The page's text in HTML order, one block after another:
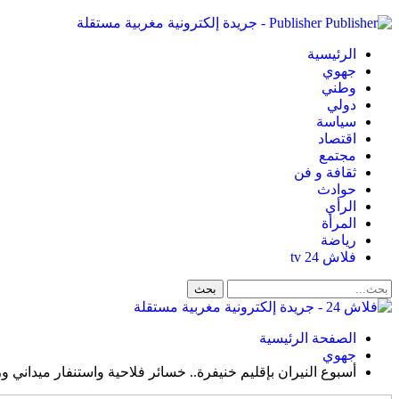
Publisher - جريدة إلكترونية مغربية مستقلة
الرئيسية
جهوي
وطني
دولي
سياسة
اقتصاد
مجتمع
ثقافة و فن
حوادث
الرأي
المرأة
رياضة
فلاش 24 tv
الصفحة الرئيسية
جهوي
أسبوع النيران بإقليم خنيفرة.. خسائر فلاحية واستنفار ميداني